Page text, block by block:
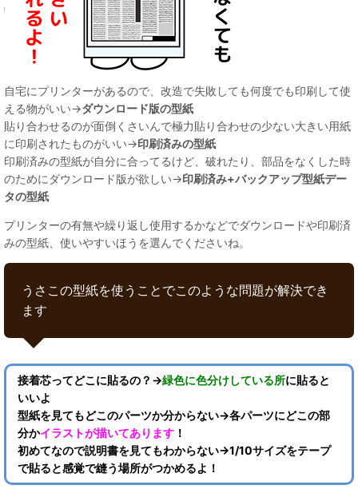
自宅にプリンターがあるので、改造で失敗しても何度でも印刷して使
える物がいい→ダウンロード版の型紙
貼り合わせるのが面倒くさいんで極力貼り合わせの少ない大きい用紙
に印刷されたものがいい→印刷済みの型紙
印刷済みの型紙が自分に合ってるけど、破れたり、部品をなくした時
のためにダウンロード版が欲しい→印刷済み+バックアップ型紙デー
タの型紙
プリンターの有無や繰り返し使用するかなどでダウンロードや印刷済
みの型紙、使いやすいほうを選んでくださいね。
うさこの型紙を使うことでこのような問題が解決でき
ます
接着芯ってどこに貼るの？→緑色に色分けしている所に貼ると
いいよ
型紙を見てもどこのパーツか分からない→各パーツにどこの部
分かイラストが描いてあります ！
初めてなので説明書を見てもわからない→1/10サイズをテープ
で貼ると感覚で縫う場所がつかめるよ！